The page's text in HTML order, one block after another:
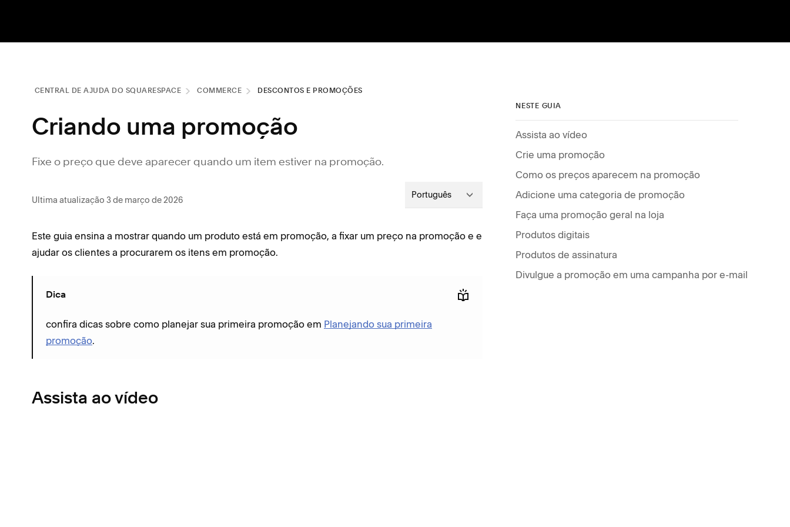
CENTRAL DE AJUDA DO SQUARESPACE COMMERCE DESCONTOS E PROMOÇÕES
Criando uma promoção
Fixe o preço que deve aparecer quando um item estiver na promoção.
Ultima atualização 3 de março de 2026 Português
Este guia ensina a mostrar quando um produto está em promoção, a fixar um preço na promoção e e
ajudar os clientes a procurarem os itens em promoção.
Dica
confira dicas sobre como planejar sua primeira promoção em Planejando sua primeira
promoção.
Assista ao vídeo
NESTE GUIA
Assista ao vídeo
Crie uma promoção
Como os preços aparecem na promoção
Adicione uma categoria de promoção
Faça uma promoção geral na loja
Produtos digitais
Produtos de assinatura
Divulgue a promoção em uma campanha por e-mail